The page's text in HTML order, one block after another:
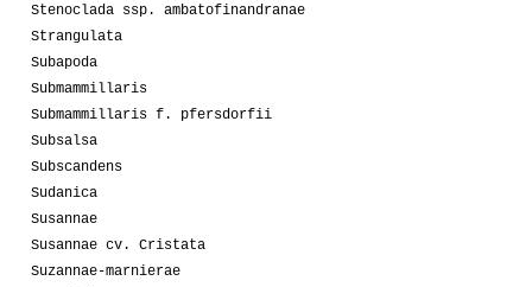
Stenoclada ssp. ambatofinandranae
Strangulata
Subapoda
Submammillaris
Submammillaris f. pfersdorfii
Subsalsa
Subscandens
Sudanica
Susannae
Susannae cv. Cristata
Suzannae-marnierae